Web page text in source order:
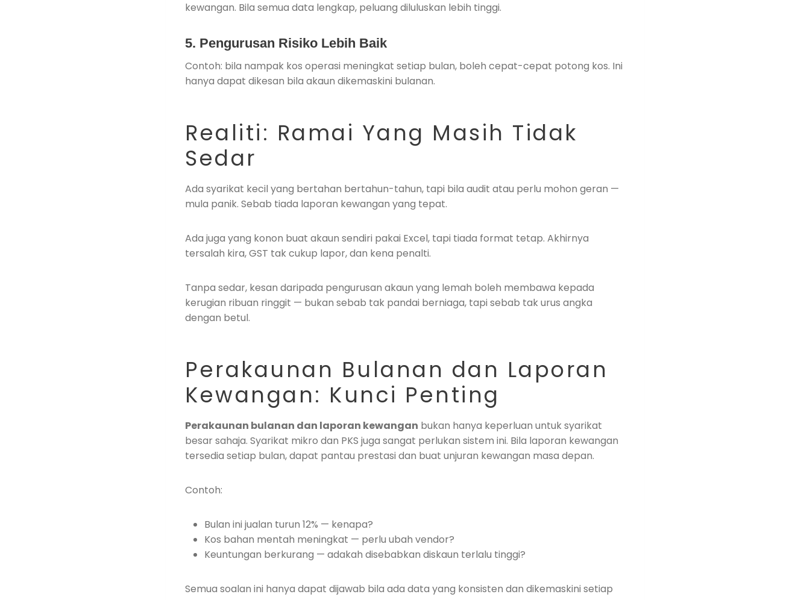
kewangan. Bila semua data lengkap, peluang diluluskan lebih tinggi.
5. Pengurusan Risiko Lebih Baik
Contoh: bila nampak kos operasi meningkat setiap bulan, boleh cepat-cepat potong kos. Ini
hanya dapat dikesan bila akaun dikemaskini bulanan.
Realiti: Ramai Yang Masih Tidak
Sedar
Ada syarikat kecil yang bertahan bertahun-tahun, tapi bila audit atau perlu mohon geran —
mula panik. Sebab tiada laporan kewangan yang tepat.
Ada juga yang konon buat akaun sendiri pakai Excel, tapi tiada format tetap. Akhirnya
tersalah kira, GST tak cukup lapor, dan kena penalti.
Tanpa sedar, kesan daripada pengurusan akaun yang lemah boleh membawa kepada
kerugian ribuan ringgit — bukan sebab tak pandai berniaga, tapi sebab tak urus angka
dengan betul.
Perakaunan Bulanan dan Laporan
Kewangan: Kunci Penting
Perakaunan bulanan dan laporan kewangan bukan hanya keperluan untuk syarikat
besar sahaja. Syarikat mikro dan PKS juga sangat perlukan sistem ini. Bila laporan kewangan
tersedia setiap bulan, dapat pantau prestasi dan buat unjuran kewangan masa depan.
Contoh:
Bulan ini jualan turun 12% — kenapa?
Kos bahan mentah meningkat — perlu ubah vendor?
Keuntungan berkurang — adakah disebabkan diskaun terlalu tinggi?
Semua soalan ini hanya dapat dijawab bila ada data yang konsisten dan dikemaskini setiap